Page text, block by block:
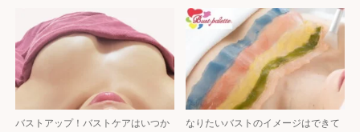
バストアップ！バストケアはいつか
なりたいバストのイメージはできて